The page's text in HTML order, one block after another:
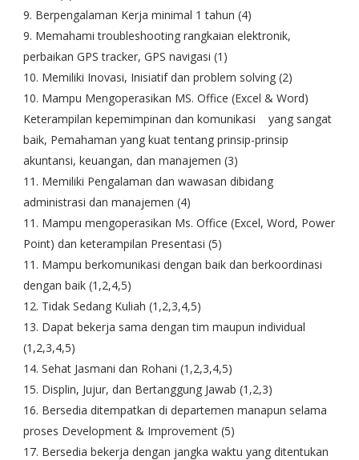
9. Berpengalaman Kerja minimal 1 tahun (4)
9. Memahami troubleshooting rangkaian elektronik,
perbaikan GPS tracker, GPS navigasi (1)
10. Memiliki Inovasi, Inisiatif dan problem solving (2)
10. Mampu Mengoperasikan MS. Office (Excel & Word)
Keterampilan kepemimpinan dan komunikasi yang sangat
baik, Pemahaman yang kuat tentang prinsip-prinsip
akuntansi, keuangan, dan manajemen (3)
11. Memiliki Pengalaman dan wawasan dibidang
administrasi dan manajemen (4)
11. Mampu mengoperasikan Ms. Office (Excel, Word, Power
Point) dan keterampilan Presentasi (5)
11. Mampu berkomunikasi dengan baik dan berkoordinasi
dengan baik (1,2,4,5)
12. Tidak Sedang Kuliah (1,2,3,4,5)
13. Dapat bekerja sama dengan tim maupun individual
(1,2,3,4,5)
14. Sehat Jasmani dan Rohani (1,2,3,4,5)
15. Displin, Jujur, dan Bertanggung Jawab (1,2,3)
16. Bersedia ditempatkan di departemen manapun selama
proses Development & Improvement (5)
17. Bersedia bekerja dengan jangka waktu yang ditentukan